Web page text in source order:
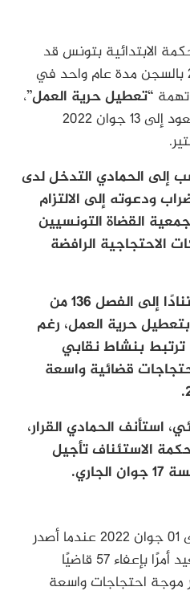
الابتدائية بتونس قد
قضت بتاريخ 06 أفريل 2026 بالسجن مدة عام واحد في
“تعطيل حرية العمل”،
وذلك على خلفية واقعة تعود إلى 13 جوان 2022
الحمادي التدخل لدى
ودعوته إلى الالتزام
القضاة التونسيين
الاحتجاجية الرافضة
وقد تم تتبع الحمادي استنادًا إلى الفصل 136 من
بتعطيل حرية العمل، رغم
ترتبط بنشاط نقابي
قضائية واسعة
استأنف الحمادي القرار،
الاستئناف تأجيل
تعود جذور هذه القضية إلى 01 جوان 2022 عندما أصدر
رئيس الجمهورية قيس سعيد أمرًا بإعفاء 57 قاضيًا
موجة احتجاجات واسعة